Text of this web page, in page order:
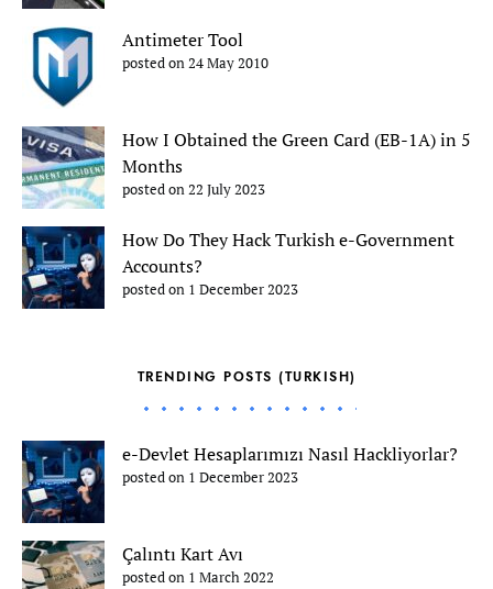
Antimeter Tool
posted on 24 May 2010
How I Obtained the Green Card (EB-1A) in 5
Months
posted on 22 July 2023
How Do They Hack Turkish e-Government
Accounts?
posted on 1 December 2023
TRENDING POSTS (TURKISH)
e-Devlet Hesaplarımızı Nasıl Hackliyorlar?
posted on 1 December 2023
Çalıntı Kart Avı
posted on 1 March 2022